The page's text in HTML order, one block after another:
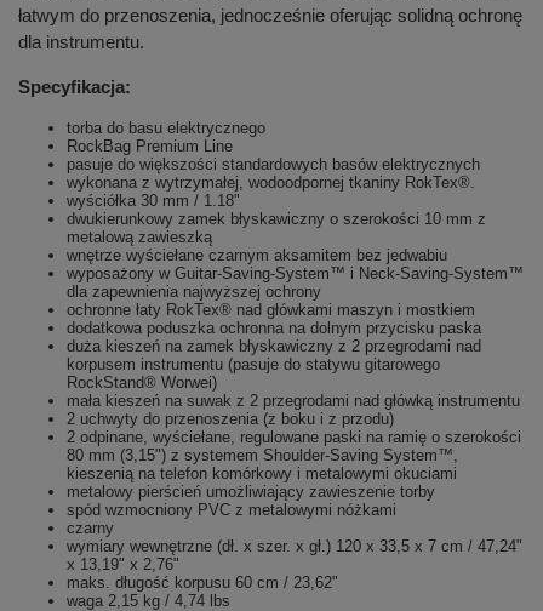
łatwym do przenoszenia, jednocześnie oferując solidną ochronę
dla instrumentu.
Specyfikacja:
torba do basu elektrycznego
RockBag Premium Line
pasuje do większości standardowych basów elektrycznych
wykonana z wytrzymałej, wodoodpornej tkaniny RokTex®.
wyściółka 30 mm / 1.18"
dwukierunkowy zamek błyskawiczny o szerokości 10 mm z
metalową zawieszką
wnętrze wyściełane czarnym aksamitem bez jedwabiu
wyposażony w Guitar-Saving-System™ i Neck-Saving-System™
dla zapewnienia najwyższej ochrony
ochronne łaty RokTex® nad główkami maszyn i mostkiem
dodatkowa poduszka ochronna na dolnym przycisku paska
duża kieszeń na zamek błyskawiczny z 2 przegrodami nad
korpusem instrumentu (pasuje do statywu gitarowego
RockStand® Worwei)
mała kieszeń na suwak z 2 przegrodami nad główką instrumentu
2 uchwyty do przenoszenia (z boku i z przodu)
2 odpinane, wyściełane, regulowane paski na ramię o szerokości
80 mm (3,15") z systemem Shoulder-Saving System™,
kieszenią na telefon komórkowy i metalowymi okuciami
metalowy pierścień umożliwiający zawieszenie torby
spód wzmocniony PVC z metalowymi nóżkami
czarny
wymiary wewnętrzne (dł. x szer. x gł.) 120 x 33,5 x 7 cm / 47,24"
x 13,19" x 2,76"
maks. długość korpusu 60 cm / 23,62"
waga 2,15 kg / 4,74 lbs